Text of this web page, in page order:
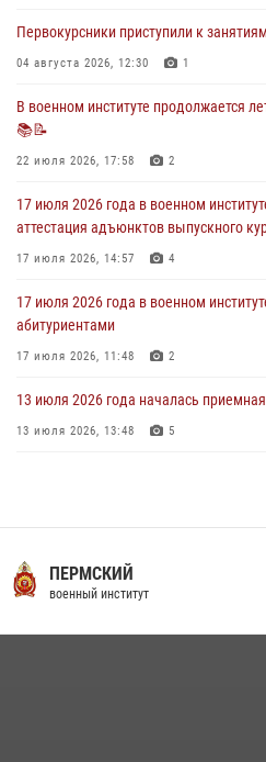
В военном институте завершается
27 июля 2026 года в военном
27 июля 2026, 10:45
Первокурсники приступили к занятиям
04 августа 2026, 12:30 1
В военном институте продолжается
📚📝
22 июля 2026, 17:58 2
17 июля 2026 года в военном
аттестация адъюнктов выпускного
17 июля 2026, 14:57 4
17 июля 2026 года в военном
абитуриентами
17 июля 2026, 11:48 2
13 июля 2026 года началась
13 июля 2026, 13:48 5
16 июля 2026, 12:29 3
29 июля 2026 года в военном
приведения военнослужащих к
ПЕРМСКИЙ
военный институт